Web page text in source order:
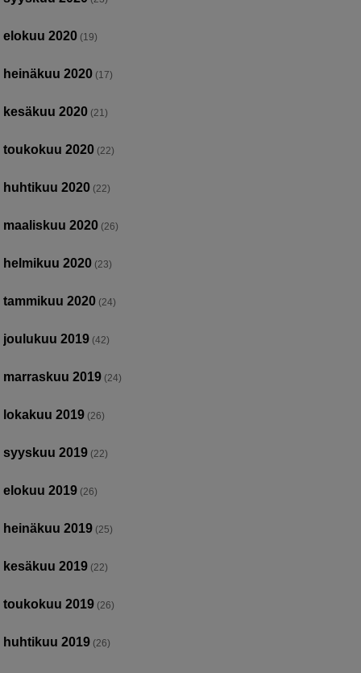
elokuu 2020 (19)
heinäkuu 2020 (17)
kesäkuu 2020 (21)
toukokuu 2020 (22)
huhtikuu 2020 (22)
maaliskuu 2020 (26)
helmikuu 2020 (23)
tammikuu 2020 (24)
joulukuu 2019 (42)
marraskuu 2019 (24)
lokakuu 2019 (26)
syyskuu 2019 (22)
elokuu 2019 (26)
heinäkuu 2019 (25)
kesäkuu 2019 (22)
toukokuu 2019 (26)
huhtikuu 2019 (26)